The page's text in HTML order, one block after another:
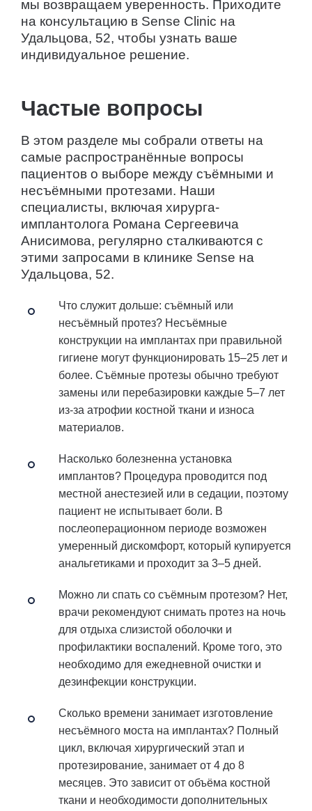
мы возвращаем уверенность. Приходите
на консультацию в Sense Clinic на
Удальцова, 52, чтобы узнать ваше
индивидуальное решение.
Частые вопросы
В этом разделе мы собрали ответы на
самые распространённые вопросы
пациентов о выборе между съёмными и
несъёмными протезами. Наши
специалисты, включая хирурга-
имплантолога Романа Сергеевича
Анисимова, регулярно сталкиваются с
этими запросами в клинике Sense на
Удальцова, 52.
Что служит дольше: съёмный или
несъёмный протез? Несъёмные
конструкции на имплантах при правильной
гигиене могут функционировать 15–25 лет и
более. Съёмные протезы обычно требуют
замены или перебазировки каждые 5–7 лет
из-за атрофии костной ткани и износа
материалов.
Насколько болезненна установка
имплантов? Процедура проводится под
местной анестезией или в седации, поэтому
пациент не испытывает боли. В
послеоперационном периоде возможен
умеренный дискомфорт, который купируется
анальгетиками и проходит за 3–5 дней.
Можно ли спать со съёмным протезом? Нет,
врачи рекомендуют снимать протез на ночь
для отдыха слизистой оболочки и
профилактики воспалений. Кроме того, это
необходимо для ежедневной очистки и
дезинфекции конструкции.
Сколько времени занимает изготовление
несъёмного моста на имплантах? Полный
цикл, включая хирургический этап и
протезирование, занимает от 4 до 8
месяцев. Это зависит от объёма костной
ткани и необходимости дополнительных